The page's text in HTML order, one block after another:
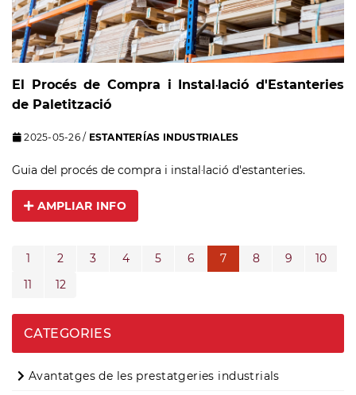
El Procés de Compra i Instal·lació d'Estanteries
de Paletització
2025-05-26/ ESTANTERÍAS INDUSTRIALES
Guia del procés de compra i instal·lació d'estanteries.
AMPLIAR INFO
1 2 3 4 5 6 7 8 9
10
11
12
CATEGORIES
Avantatges de les prestatgeries industrials